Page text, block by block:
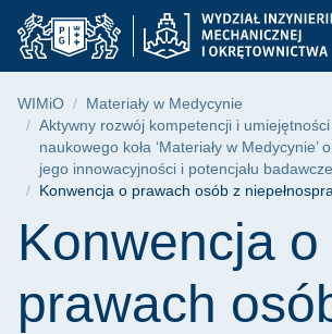
Przejdź
do
menu
Przejdź
do
wyszukiwarki
Przejdź
do
treści
Konwencja o
Ścieżka
WIMiO
Materiały w Medycynie
Aktywny rozwój kompetencji i umiejętności
naukowego koła ‘Materiały w Medycynie’
jego innowacyjności i potencjału
Konwencja o prawach osób z
Treść strony
Konwencja o
prawach